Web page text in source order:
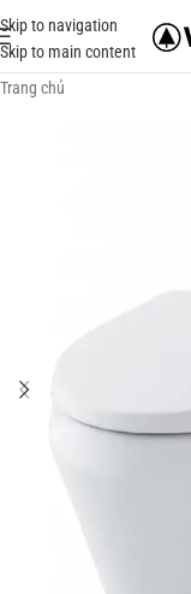
Skip to navigation
Skip to main content
Trang chủ